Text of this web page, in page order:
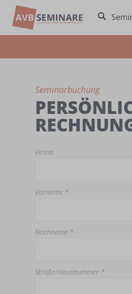
Seminarbuchung
Firma
Vorname *
Nachname *
Straße/Hausnummer *